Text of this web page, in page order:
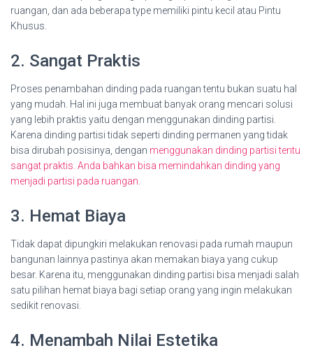
ruangan, dan ada beberapa type memiliki pintu kecil atau Pintu
Khusus.
2. Sangat Praktis
Proses penambahan dinding pada ruangan tentu bukan suatu hal
yang mudah. Hal ini juga membuat banyak orang mencari solusi
yang lebih praktis yaitu dengan menggunakan dinding partisi.
Karena dinding partisi tidak seperti dinding permanen yang tidak
bisa dirubah posisinya, dengan menggunakan dinding partisi tentu
sangat praktis. Anda bahkan bisa memindahkan dinding yang
menjadi partisi pada ruangan
3. Hemat Biaya
Tidak dapat dipungkiri melakukan renovasi pada rumah maupun
bangunan lainnya pastinya akan memakan biaya yang cukup
besar. Karena itu, menggunakan dinding partisi bisa menjadi salah
satu pilihan hemat biaya bagi setiap orang yang ingin melakukan
sedikit renovasi.
4. Menambah Nilai Estetika